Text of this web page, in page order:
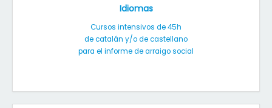
Idiomas
Cursos intensivos de 45h
de catalán y/o de castellano
para el informe de arraigo social